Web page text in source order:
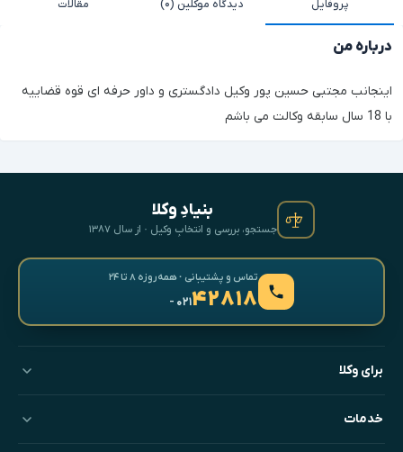
پروفایل دیدگاه موکلین (۰) مقالات
درباره من
اینجانب مجتبی حسین پور وکیل دادگستری و داور حرفه ای قوه قضاییه
با 18 سال سابقه وکالت می باشم
بنیادِ وکلا
جستجو، بررسی و انتخابِ وکیل · از سال ۱۳۸۷
تماس و پشتیبانی · همه‌روزه ۸ تا ۲۴
۴۲۸۱۸- ۰۲۱
برای وکلا
خدمات